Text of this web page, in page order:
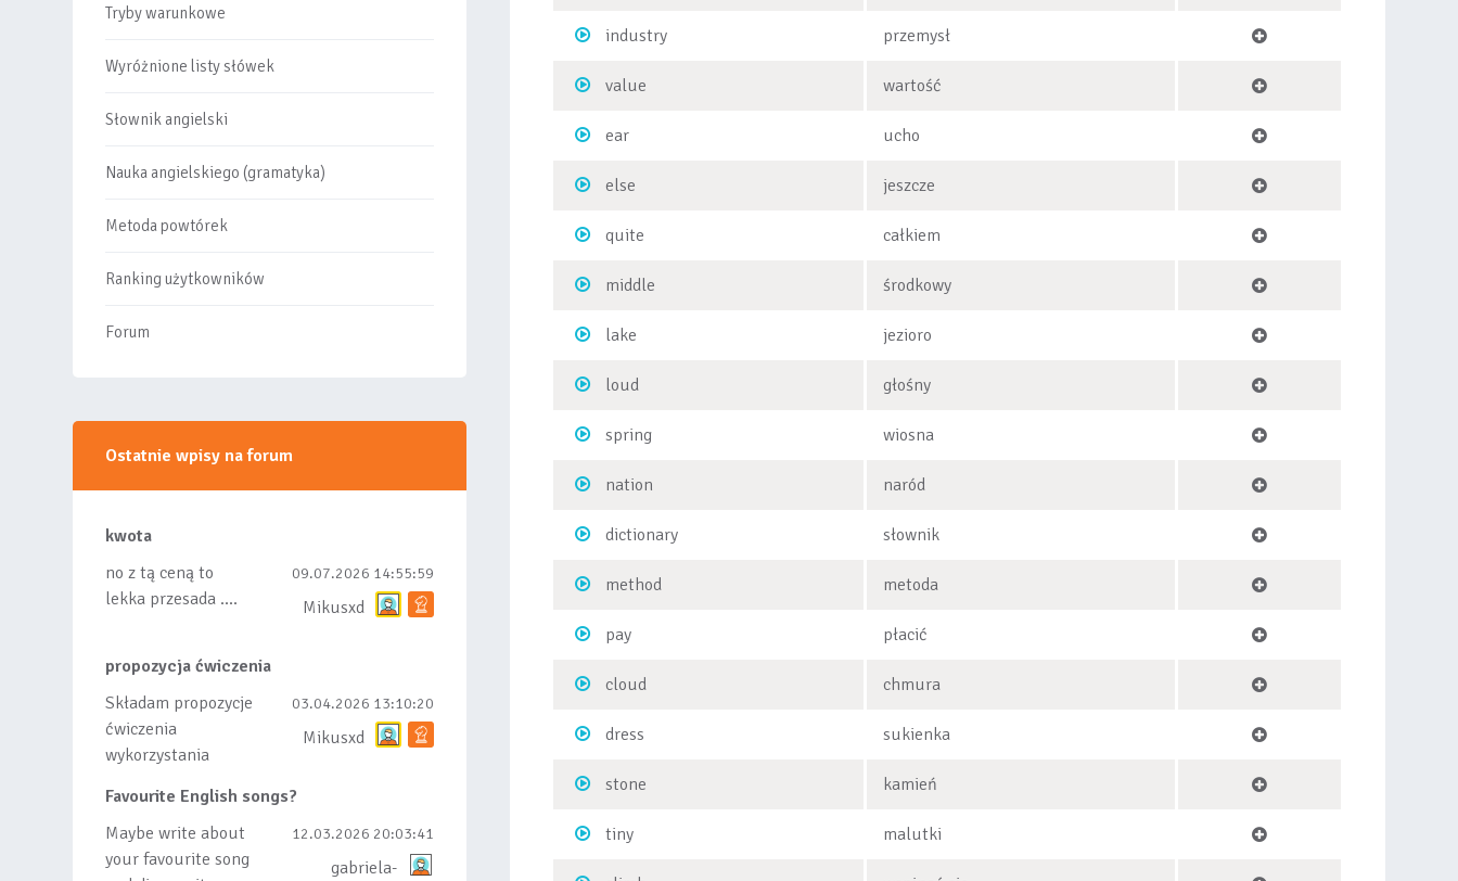
Tryby warunkowe
Wyróżnione listy słówek
Słownik angielski
Nauka angielskiego (gramatyka)
Metoda powtórek
Ranking użytkowników
Forum
Ostatnie wpisy na forum
kwota
no z tą ceną to
lekka przesada ....
09.07.2026 14:55:59
Mikusxd
propozycja ćwiczenia
Składam propozycje
ćwiczenia
wykorzystania
lub dodanych do
listy, czy tez ze
wszys...
03.04.2026 13:10:20
Mikusxd
Favourite English songs?
Maybe write about
your favourite song
12.03.2026 20:03:41
gabriela-
industry przemysł
value wartość
ear ucho
else jeszcze
quite całkiem
middle środkowy
lake jezioro
loud głośny
spring wiosna
nation naród
dictionary słownik
method metoda
pay płacić
cloud chmura
dress sukienka
stone kamień
tiny malutki